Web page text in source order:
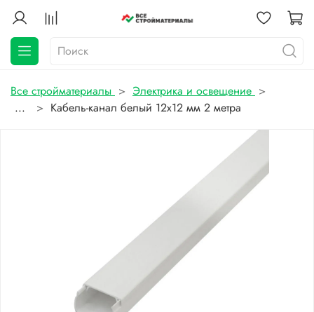
Все стройматериалы
Электрика и освещение
...
Кабель-канал белый 12x12 мм 2 метра